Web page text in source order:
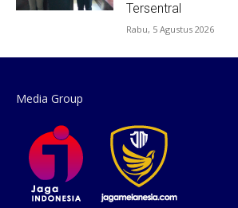
Tersentral
Rabu, 5 Agustus 2026
Media Group